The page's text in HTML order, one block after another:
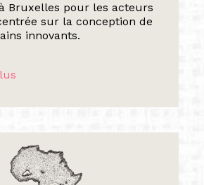
Bruxelles pour les acteurs
sur la conception de
innovants.